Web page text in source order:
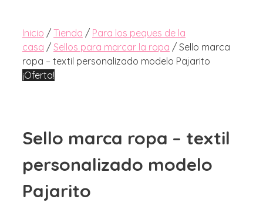
Inicio / Tienda / Para los peques de la
casa / Sellos para marcar la ropa / Sello marca
ropa – textil personalizado modelo Pajarito
¡Oferta!
Sello marca ropa – textil
personalizado modelo
Pajarito